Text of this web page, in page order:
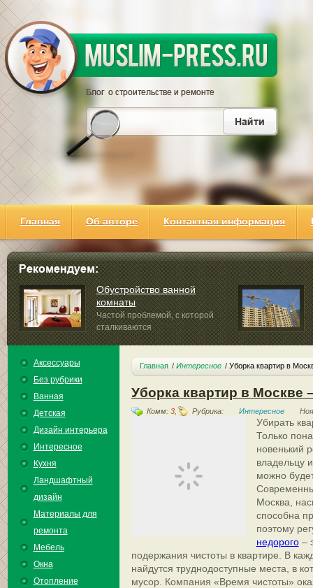
Главная Об авторе Контактная информация
Обустройство ванной
комнаты
Частой проблемой, с которой
сталкиваются
квартиросъемщики,...
Во втором
Аксессуары
Без рубрики
Ванная
Детская
Дизайн интерьера
Интересное
Кухня
Ландшафтный
дизайн
Материалы для
ремонта
Мебель
Окна
Отопление
Главная Интересное Уборка квартир в
Уборка квартир в Москве
Комм: 3, Рубрика: Интересное
Убирать
Только
новенький
владельцу
можно
Москва,
способна
поэтому
недорого–
подержания чистоты в квартире. В
найдутся труднодоступные места, в
мусор. Компания «Время чистоты»